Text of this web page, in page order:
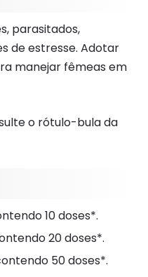
parasitados,
de estresse. Adotar
manejar fêmeas em
o rótulo-bula da
10 doses*.
20 doses*.
50 doses*.